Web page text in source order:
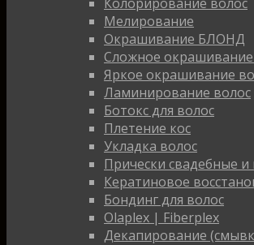
Колорирование волос
Мелирование
Окрашивание БЛОНД
Сложное
Яркое окрашивание
Ламинирование волос
Ботокс для волос
Плетение кос
Укладка волос
Прически свадебные и
Кератиновое
Бондинг для волос
Olaplex | Fiberplex
Декапирование